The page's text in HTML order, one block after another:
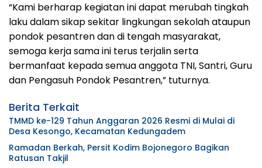
“Kami berharap kegiatan ini dapat merubah tingkah
laku dalam sikap sekitar lingkungan sekolah ataupun
pondok pesantren dan di tengah masyarakat,
semoga kerja sama ini terus terjalin serta
bermanfaat kepada semua anggota TNI, Santri, Guru
dan Pengasuh Pondok Pesantren,” tuturnya.
Berita Terkait
TMMD ke-129 Tahun Anggaran 2026 Resmi di Mulai di
Desa Kesongo, Kecamatan Kedungadem
Ramadan Berkah, Persit Kodim Bojonegoro Bagikan
Ratusan Takjil